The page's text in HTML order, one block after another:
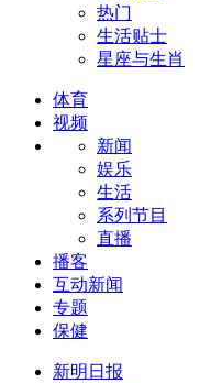
热门
生活贴士
星座与生肖
体育
视频
新闻
娱乐
生活
系列节目
直播
播客
互动新闻
专题
保健
新明日报